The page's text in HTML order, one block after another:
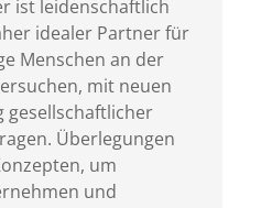
ist leidenschaftlich
idealer Partner für
Menschen an der
mit neuen
gesellschaftlicher
Überlegungen
um
und